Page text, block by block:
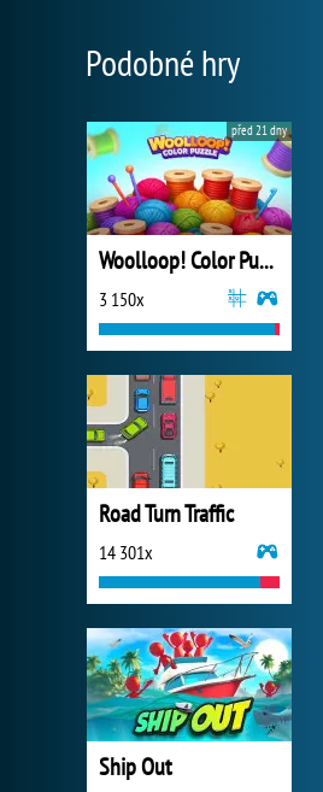
Podobné hry
Woolloop! Color Puzzle
3 150x
před 21 dny
Road Turn Traffic
14 301x
Ship Out